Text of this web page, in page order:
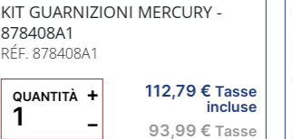
KIT GUARNIZIONI MERCURY -
878408A1
RÉF. 878408A1
112,79 € Tasse
incluse
93,99 € Tasse
QUANTITÀ
−
+